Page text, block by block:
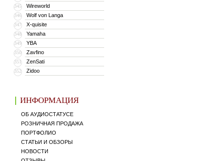
345 Wireworld
346 Wolf von Langa
347 X-quisite
348 Yamaha
349 YBA
350 Zavfino
351 ZenSati
352 Zidoo
ИНФОРМАЦИЯ
ОБ АУДИОСТАТУСЕ
РОЗНИЧНАЯ ПРОДАЖА
ПОРТФОЛИО
СТАТЬИ И ОБЗОРЫ
НОВОСТИ